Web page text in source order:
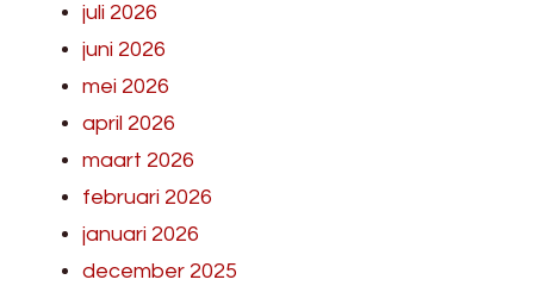
juli 2026
juni 2026
mei 2026
april 2026
maart 2026
februari 2026
januari 2026
december 2025